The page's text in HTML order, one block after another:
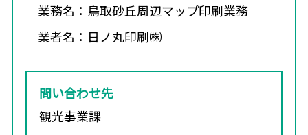
業務名：鳥取砂丘周辺マップ印刷業務
業者名：日ノ丸印刷㈱
問い合わせ先
観光事業課